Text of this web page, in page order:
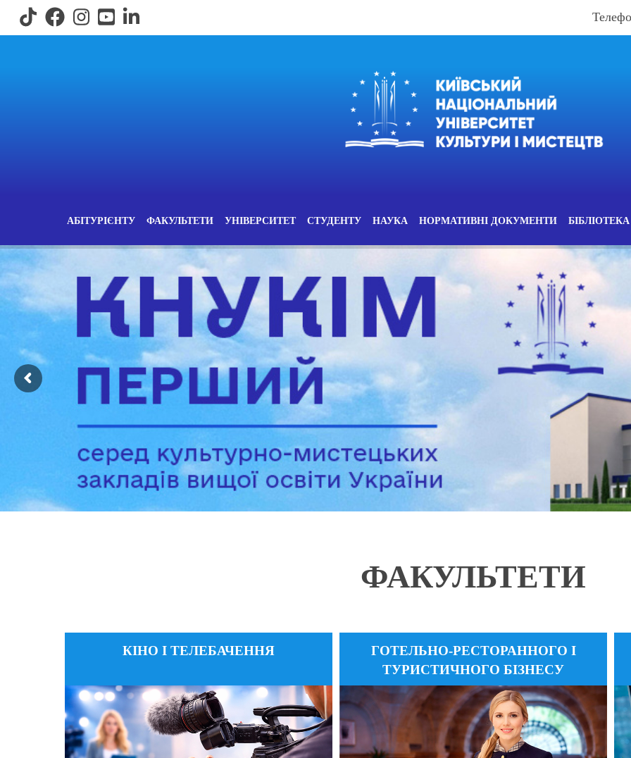
АБІТУРІЄНТУ ФАКУЛЬТЕТИ УНІВЕРСИТЕТ СТУДЕНТУ НАУКА НОРМАТИВНІ ДОКУМЕНТИ БІБЛІОТЕКА
ФАКУЛЬТЕТИ
КІНО І ТЕЛЕБАЧЕННЯ
ikitbtv@gmail.com
Тел:
+380 (63) 470 92 39
Адреса:
вул. Д. Дорошенка, 14, каб.25
ГОТЕЛЬНО-РЕСТОРАННОГО І
ТУРИСТИЧНОГО БІЗНЕСУ
Email:
fgritb@ukr.net
Тел:
+38 (063) 641 10 71
Адреса:
вул. Є. Коновальця, 36, корпус
№ 1, каб. 709